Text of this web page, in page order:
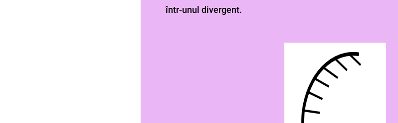
într-unul divergent.